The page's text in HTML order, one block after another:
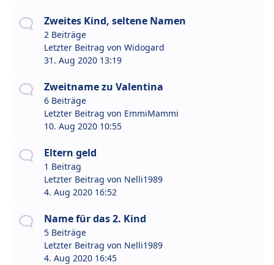
Zweites Kind, seltene Namen
2 Beiträge
Letzter Beitrag von Widogard
31. Aug 2020 13:19
Zweitname zu Valentina
6 Beiträge
Letzter Beitrag von EmmiMammi
10. Aug 2020 10:55
Eltern geld
1 Beitrag
Letzter Beitrag von Nelli1989
4. Aug 2020 16:52
Name für das 2. Kind
5 Beiträge
Letzter Beitrag von Nelli1989
4. Aug 2020 16:45